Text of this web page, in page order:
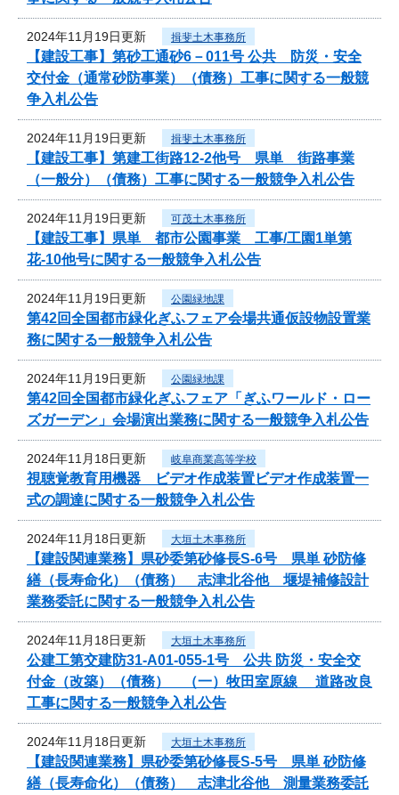
2024年11月19日更新 揖斐土木事務所
【建設工事】第砂工通砂6－011号 公共 防災・安全
交付金（通常砂防事業）（債務）工事に関する一般競
争入札公告
2024年11月19日更新 揖斐土木事務所
【建設工事】第建工街路12-2他号 県単 街路事業
（一般分）（債務）工事に関する一般競争入札公告
2024年11月19日更新 可茂土木事務所
【建設工事】県単 都市公園事業 工事/工園1単第
花-10他号に関する一般競争入札公告
2024年11月19日更新 公園緑地課
第42回全国都市緑化ぎふフェア会場共通仮設物設置業
務に関する一般競争入札公告
2024年11月19日更新 公園緑地課
第42回全国都市緑化ぎふフェア「ぎふワールド・ロー
ズガーデン」会場演出業務に関する一般競争入札公告
2024年11月18日更新 岐阜商業高等学校
視聴覚教育用機器 ビデオ作成装置ビデオ作成装置一
式の調達に関する一般競争入札公告
2024年11月18日更新 大垣土木事務所
【建設関連業務】県砂委第砂修長S-6号 県単 砂防修
繕（長寿命化）（債務） 志津北谷他 堰堤補修設計
業務委託に関する一般競争入札公告
2024年11月18日更新 大垣土木事務所
公建工第交建防31-A01-055-1号 公共 防災・安全交
付金（改築）（債務） （一）牧田室原線 道路改良
工事に関する一般競争入札公告
2024年11月18日更新 大垣土木事務所
【建設関連業務】県砂委第砂修長S-5号 県単 砂防修
繕（長寿命化）（債務） 志津北谷他 測量業務委託